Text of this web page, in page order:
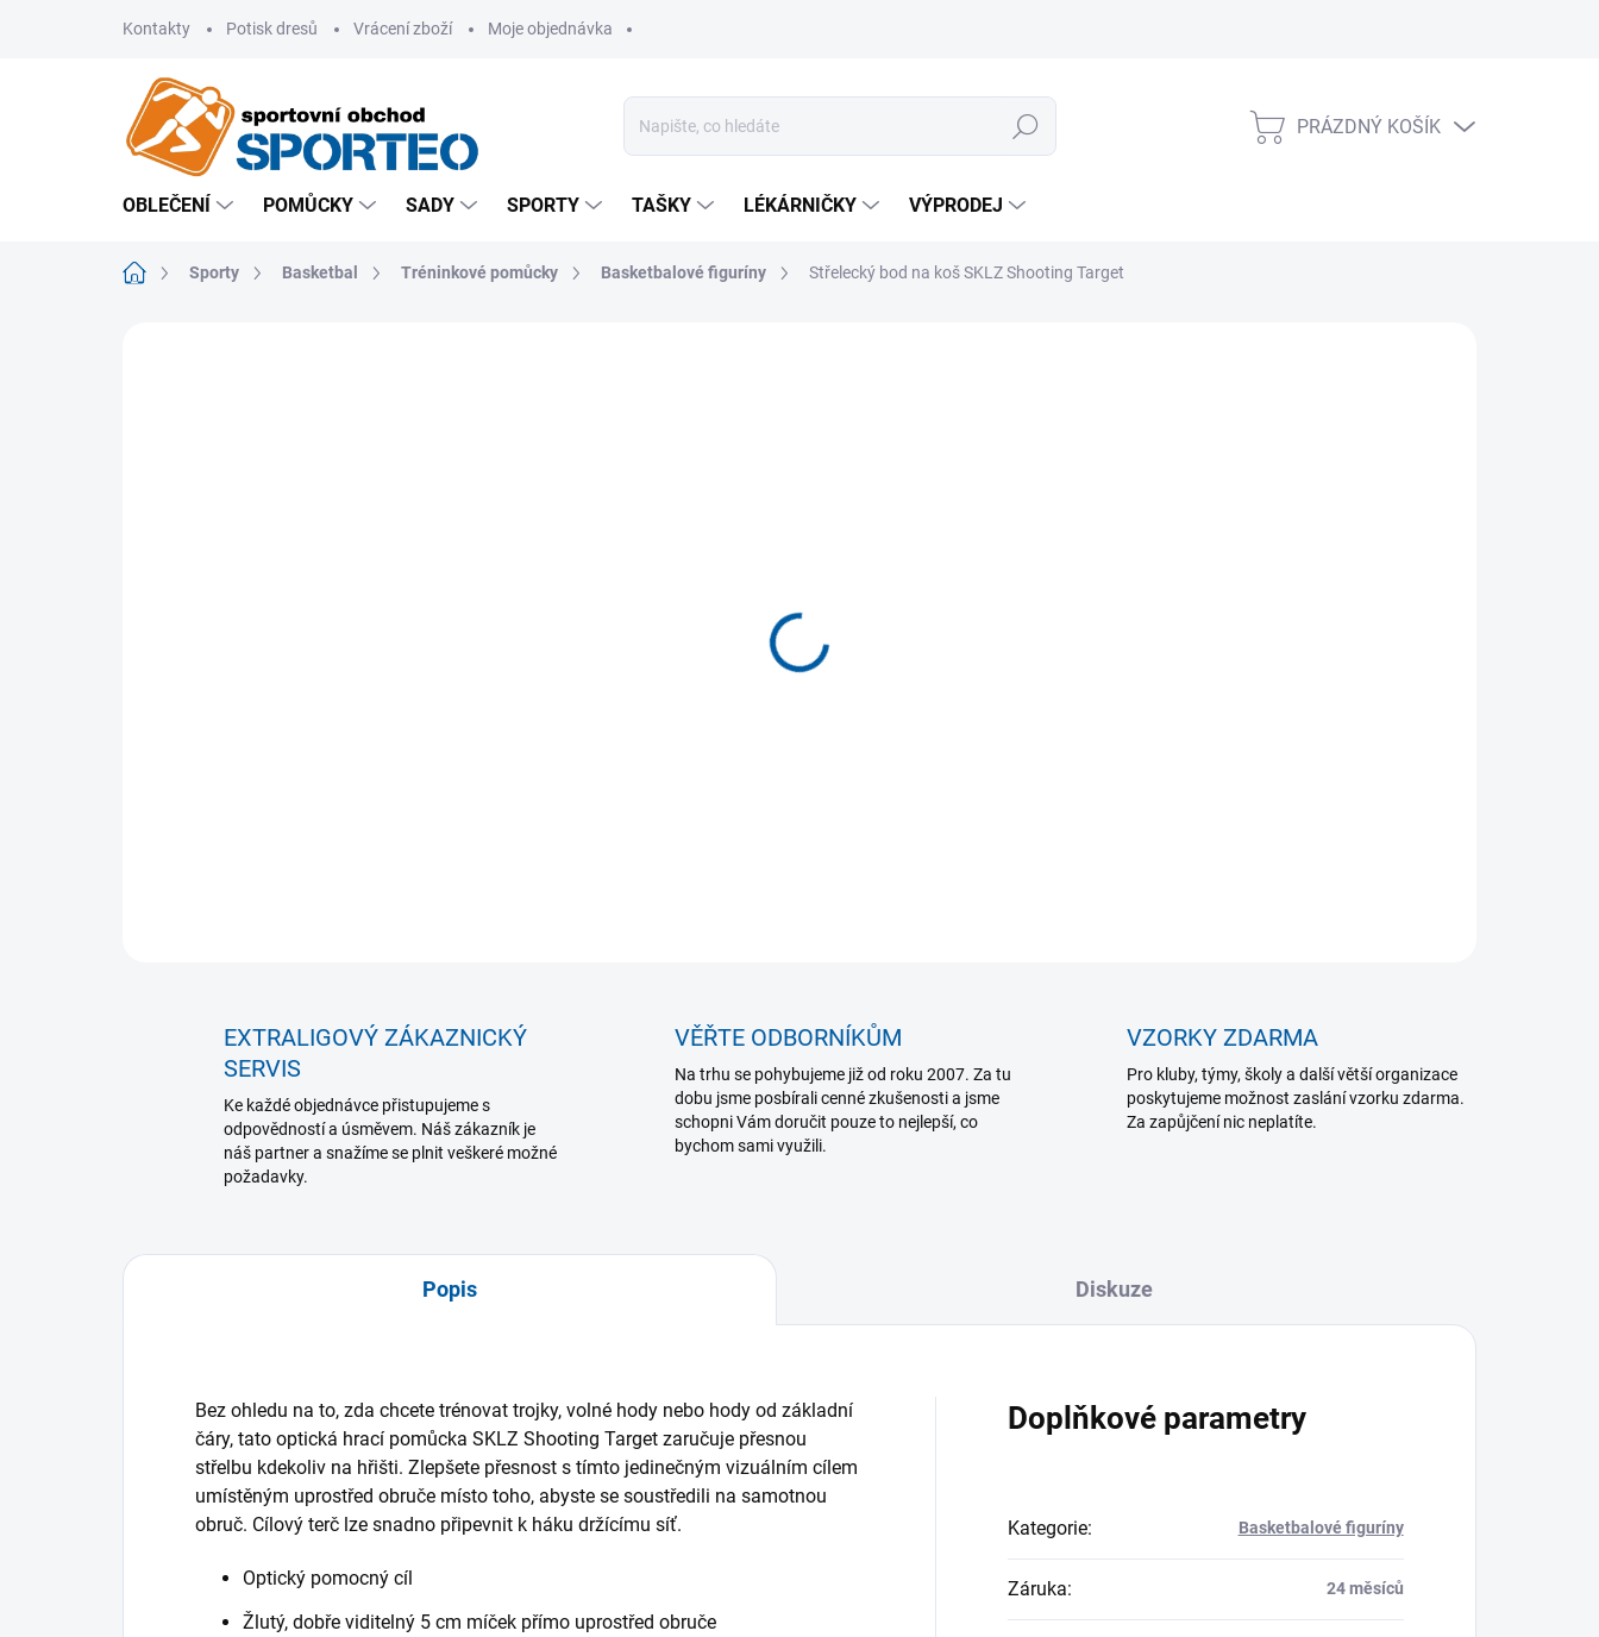
Kontakty Potisk dresů Vrácení zboží Moje objednávka
Hledat
NÁKUPNÍ
PRÁZDNÝ KOŠÍK
OBLEČENÍ POMŮCKY SADY SPORTY TAŠKY LÉKÁRNIČKY VÝPRODEJ
Domů Sporty Basketbal Tréninkové pomůcky Basketbalové figuríny Střelecký bod na koš SKLZ Shooting Target
kdekoliv na hřišti. Zlepšete přesnost s tímto jedinečným vizuálním cílem
EXTRALIGOVÝ ZÁKAZNICKÝ
SERVIS
Ke každé objednávce přistupujeme s
odpovědností a úsměvem. Náš zákazník je
náš partner a snažíme se plnit veškeré možné
požadavky.
VĚŘTE ODBORNÍKŮM
Na trhu se pohybujeme již od roku 2007. Za tu
dobu jsme posbírali cenné zkušenosti a jsme
schopni Vám doručit pouze to nejlepší, co
bychom sami využili.
VZORKY ZDARMA
Pro kluby, týmy, školy a další větší organizace
poskytujeme možnost zaslání vzorku zdarma.
Za zapůjčení nic neplatíte.
Popis Diskuze
Bez ohledu na to, zda chcete trénovat trojky, volné hody nebo hody od základní
čáry, tato optická hrací pomůcka SKLZ Shooting Target zaručuje přesnou
střelbu kdekoliv na hřišti. Zlepšete přesnost s tímto jedinečným vizuálním cílem
umístěným uprostřed obruče místo toho, abyste se soustředili na samotnou
obruč. Cílový terč lze snadno připevnit k háku držícímu síť.
Optický pomocný cíl
Žlutý, dobře viditelný 5 cm míček přímo uprostřed obruče
Doplňkové parametry
Kategorie: Basketbalové figuríny
Záruka: 24 měsíců